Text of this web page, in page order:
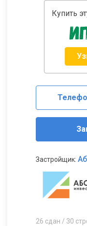
Купить
Застройщик:
26 сдан / 30